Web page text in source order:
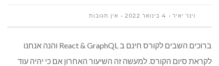
וינר יאיר 4 בינואר 2022 אין תגובות
ברוכים השבים לקורס חינם ב React & GraphQL והנה אנחנו
לקראת סיום הקורס. למעשה זה השיעור האחרון אם כי יהיה עוד